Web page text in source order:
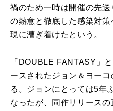
禍のため一時は開催の先
の熱意と徹底した感染対
現に漕ぎ着けたという。
「DOUBLE FANTASY」
ースされたジョン＆ヨー
る。ジョンにとっては5年
なったが、同作リリース